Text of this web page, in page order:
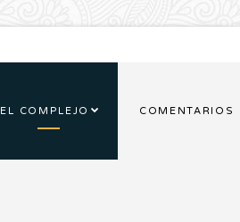
EL COMPLEJO COMENTARIOS